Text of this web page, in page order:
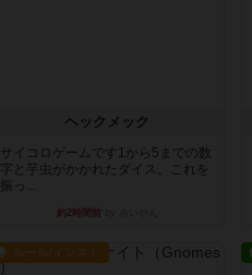
ヘックメック
サイコロゲームです1から5までの数
字と芋虫がかかれたダイス。これを
振っ...
約2時間前
ルール/インスト